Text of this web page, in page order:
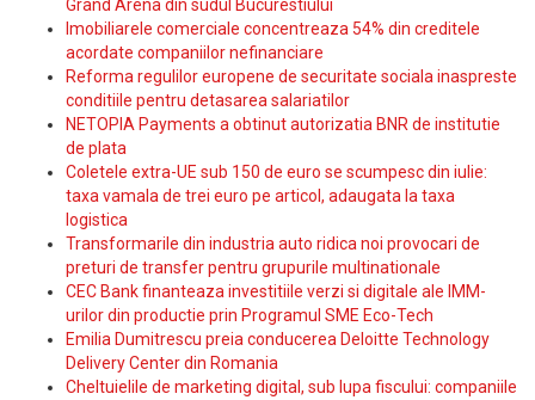
Grand Arena din sudul Bucurestiului
Imobiliarele comerciale concentreaza 54% din creditele
acordate companiilor nefinanciare
Reforma regulilor europene de securitate sociala inaspreste
conditiile pentru detasarea salariatilor
NETOPIA Payments a obtinut autorizatia BNR de institutie
de plata
Coletele extra-UE sub 150 de euro se scumpesc din iulie:
taxa vamala de trei euro pe articol, adaugata la taxa
logistica
Transformarile din industria auto ridica noi provocari de
preturi de transfer pentru grupurile multinationale
CEC Bank finanteaza investitiile verzi si digitale ale IMM-
urilor din productie prin Programul SME Eco-Tech
Emilia Dumitrescu preia conducerea Deloitte Technology
Delivery Center din Romania
Cheltuielile de marketing digital, sub lupa fiscului: companiile